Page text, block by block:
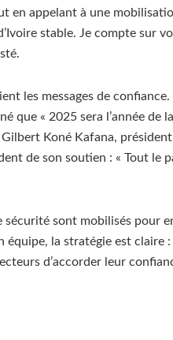
en appelant à une
stable. Je compte sur
les messages de
que « 2025 sera l’année de
Koné Kafana,
de son soutien : « Tout
sont mobilisés pour
la stratégie est claire
d’accorder leur